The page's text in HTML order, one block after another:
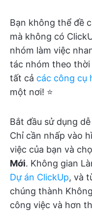
Bạn không thể đề
mà không có
nhóm làm việc
tác nhóm theo thời
tất cả các công cụ
một nơi! ⭐
Bắt đầu sử dụng
Chỉ cần nhấp vào
việc của bạn và
Mới. Không gian
Dự án ClickUp, và
chúng thành
công việc và hơn